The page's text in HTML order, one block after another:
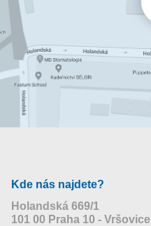
Kde nás najdete?
Holandská 669/1
101 00 Praha 10 - Vršovice